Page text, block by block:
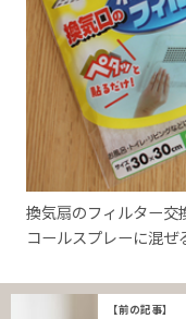
換気扇のフィルター交
コールスプレーに混ぜ
【前の記事】